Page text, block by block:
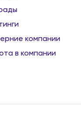
компании
в компании